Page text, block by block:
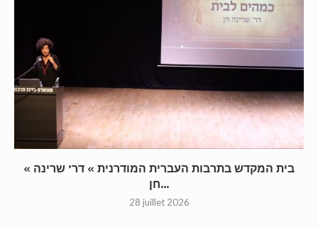
« בית המקדש בתרבות העברית המודרנית » דר’ שרינה
חן...
28 juillet 2026